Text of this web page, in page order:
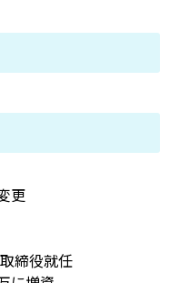
更
締役就任